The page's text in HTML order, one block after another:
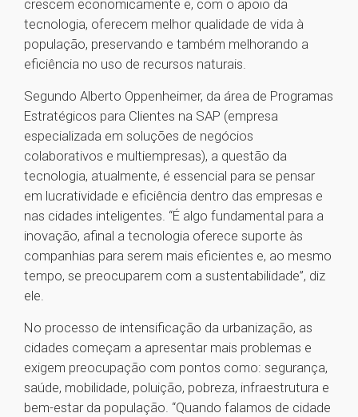
crescem economicamente e, com o apoio da
tecnologia, oferecem melhor qualidade de vida à
população, preservando e também melhorando a
eficiência no uso de recursos naturais.
Segundo Alberto Oppenheimer, da área de Programas
Estratégicos para Clientes na SAP (empresa
especializada em soluções de negócios
colaborativos e multiempresas), a questão da
tecnologia, atualmente, é essencial para se pensar
em lucratividade e eficiência dentro das empresas e
nas cidades inteligentes. “É algo fundamental para a
inovação, afinal a tecnologia oferece suporte às
companhias para serem mais eficientes e, ao mesmo
tempo, se preocuparem com a sustentabilidade”, diz
ele.
No processo de intensificação da urbanização, as
cidades começam a apresentar mais problemas e
exigem preocupação com pontos como: segurança,
saúde, mobilidade, poluição, pobreza, infraestrutura e
bem-estar da população. “Quando falamos de cidade